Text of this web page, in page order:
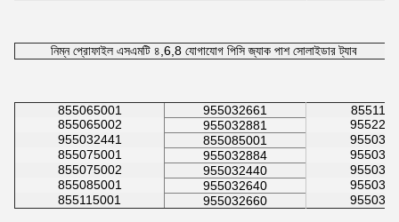
নিম্ন প্রোফাইল এসএমটি ৪,6,8 যোগাযোগ পিসি জ্যাক পাশ সোলাইডার ট্যাব
855065001 955032661
855065002
955032881
955032441
855085001
855075001
955032884
855075002
955032440
855085001
955032640
855115001
955032660